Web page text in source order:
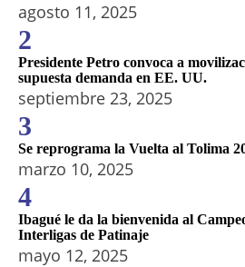
agosto 11, 2025
2
Presidente Petro convoca a
supuesta demanda en EE. UU.
septiembre 23, 2025
3
Se reprograma la Vuelta al Tolima
marzo 10, 2025
4
Ibagué le da la bienvenida al
Interligas de Patinaje
mayo 12, 2025